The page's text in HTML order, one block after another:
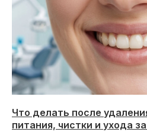
Что делать после
питания, чистки и ухода